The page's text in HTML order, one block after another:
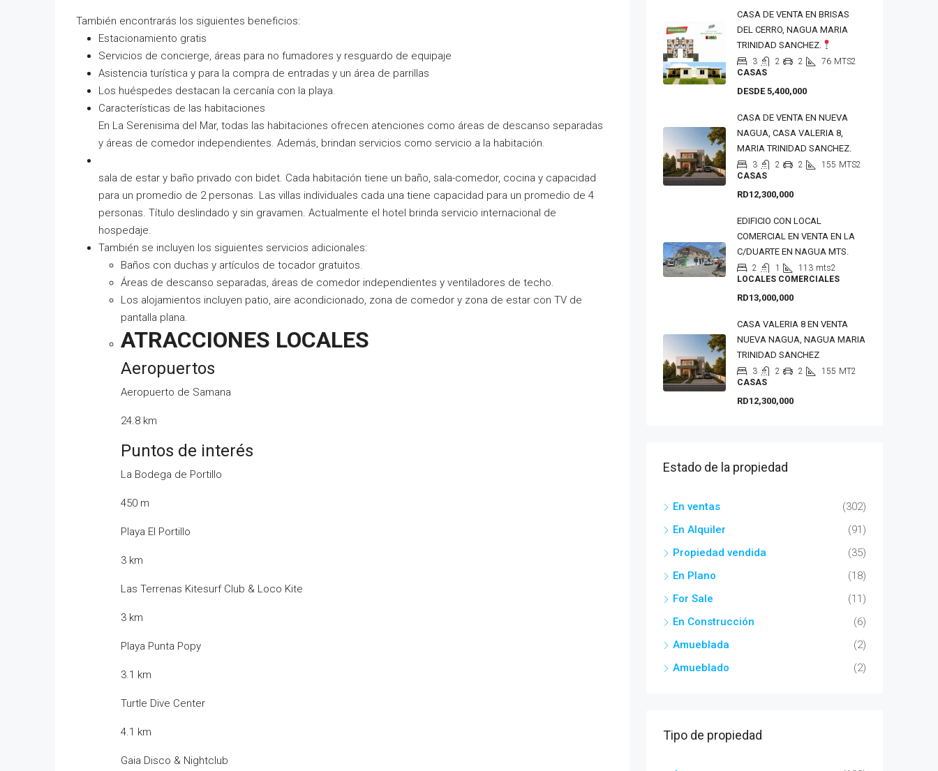
También encontrarás los siguientes beneficios:
Estacionamiento gratis
Servicios de concierge, áreas para no fumadores y resguardo de equipaje
Asistencia turística y para la compra de entradas y un área de parrillas
Los huéspedes destacan la cercanía con la playa.
Características de las habitaciones
En La Serenisima del Mar, todas las habitaciones ofrecen atenciones como áreas de descanso separadas
y áreas de comedor independientes. Además, brindan servicios como servicio a la habitación.
sala de estar y baño privado con bidet. Cada habitación tiene un baño, sala-comedor, cocina y capacidad
para un promedio de 2 personas. Las villas individuales cada una tiene capacidad para un promedio de 4
personas. Título deslindado y sin gravamen. Actualmente el hotel brinda servicio internacional de
hospedaje.
También se incluyen los siguientes servicios adicionales:
Baños con duchas y artículos de tocador gratuitos.
Áreas de descanso separadas, áreas de comedor independientes y ventiladores de techo.
Los alojamientos incluyen patio, aire acondicionado, zona de comedor y zona de estar con TV de
pantalla plana.
ATRACCIONES LOCALES
Aeropuertos
Aeropuerto de Samana
24.8 km
Puntos de interés
La Bodega de Portillo
450 m
Playa El Portillo
3 km
Las Terrenas Kitesurf Club & Loco Kite
3 km
Playa Punta Popy
3.1 km
Turtle Dive Center
4.1 km
Gaia Disco & Nightclub
CASA DE VENTA EN BRISAS
DEL CERRO, NAGUA MARIA
TRINIDAD SANCHEZ.
3 2 2 76 MTS2
CASAS
DESDE 5,400,000
CASA DE VENTA EN NUEVA
NAGUA, CASA VALERIA 8,
MARIA TRINIDAD SANCHEZ.
3 2 2 155 MTS2
CASAS
RD12,300,000
EDIFICIO CON LOCAL
COMERCIAL EN VENTA EN LA
C/DUARTE EN NAGUA MTS.
2 1 113 mts2
LOCALES COMERCIALES
RD13,000,000
CASA VALERIA 8 EN VENTA
NUEVA NAGUA, NAGUA MARIA
TRINIDAD SANCHEZ
3 2 2 155 MT2
CASAS
RD12,300,000
Estado de la propiedad
En ventas
(302)
En Alquiler
(91)
Propiedad vendida
(35)
En Plano
(18)
For Sale
(11)
En Construcción
(6)
Amueblada
(2)
Amueblado
(2)
Tipo de propiedad